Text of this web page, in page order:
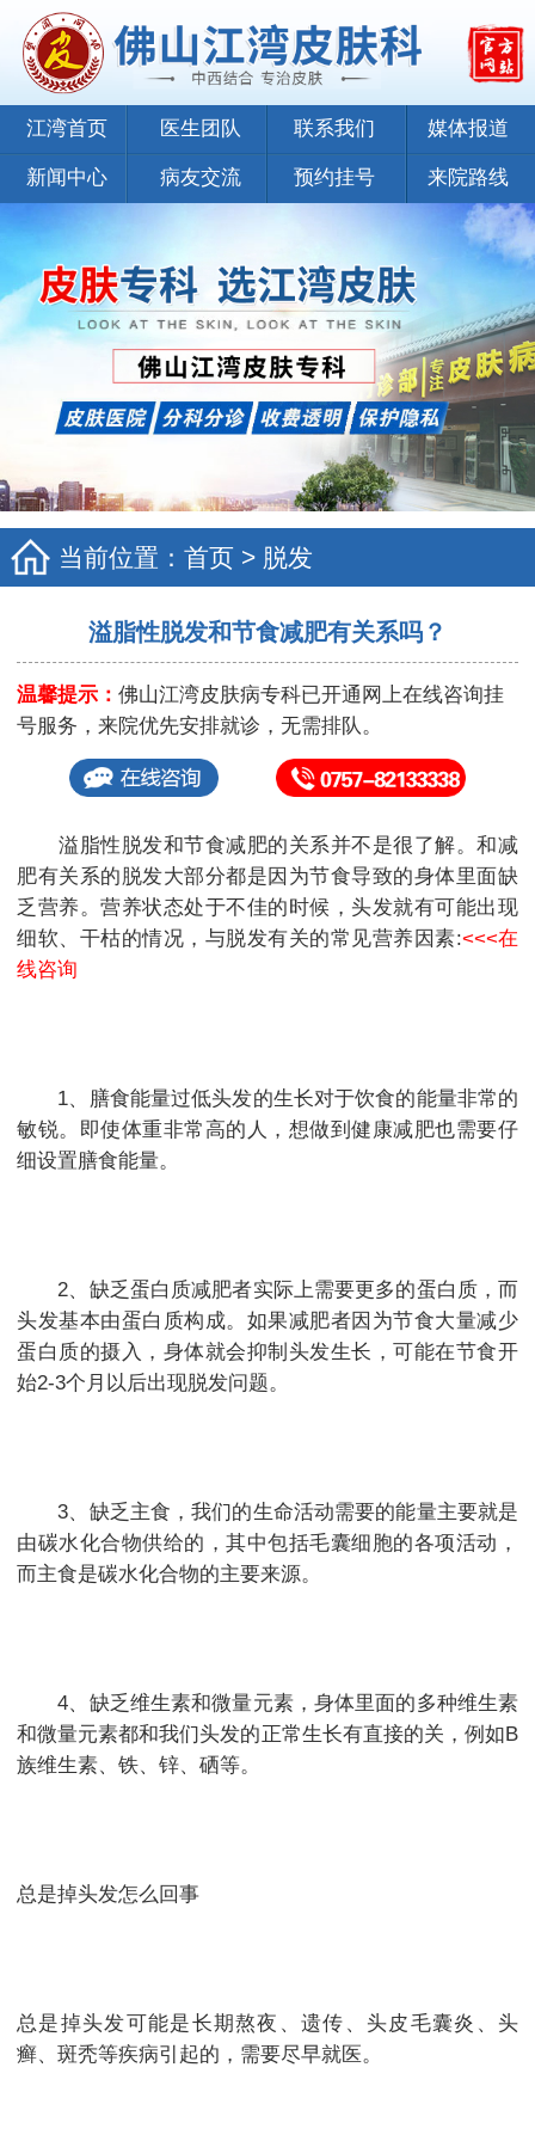
江湾首页 医生团队 联系我们 媒体报道
新闻中心 病友交流 预约挂号 来院路线
当前位置： 首页 > 脱发
溢脂性脱发和节食减肥有关系吗？
温馨提示： 佛山江湾皮肤病专科已开通网上在线咨询挂
号服务，来院优先安排就诊，无需排队。
溢脂性脱发和节食减肥的关系并不是很了解。和减
肥有关系的脱发大部分都是因为节食导致的身体里面缺
乏营养。营养状态处于不佳的时候，头发就有可能出现
细软、干枯的情况，与脱发有关的常见营养因素:<<<在
线咨询
1、膳食能量过低头发的生长对于饮食的能量非常的
敏锐。即使体重非常高的人，想做到健康减肥也需要仔
细设置膳食能量。
2、缺乏蛋白质减肥者实际上需要更多的蛋白质，而
头发基本由蛋白质构成。如果减肥者因为节食大量减少
蛋白质的摄入，身体就会抑制头发生长，可能在节食开
始2-3个月以后出现脱发问题。
3、缺乏主食，我们的生命活动需要的能量主要就是
由碳水化合物供给的，其中包括毛囊细胞的各项活动，
而主食是碳水化合物的主要来源。
4、缺乏维生素和微量元素，身体里面的多种维生素
和微量元素都和我们头发的正常生长有直接的关，例如B
族维生素、铁、锌、硒等。
总是掉头发怎么回事
总是掉头发可能是长期熬夜、遗传、头皮毛囊炎、头
癣、斑秃等疾病引起的，需要尽早就医。